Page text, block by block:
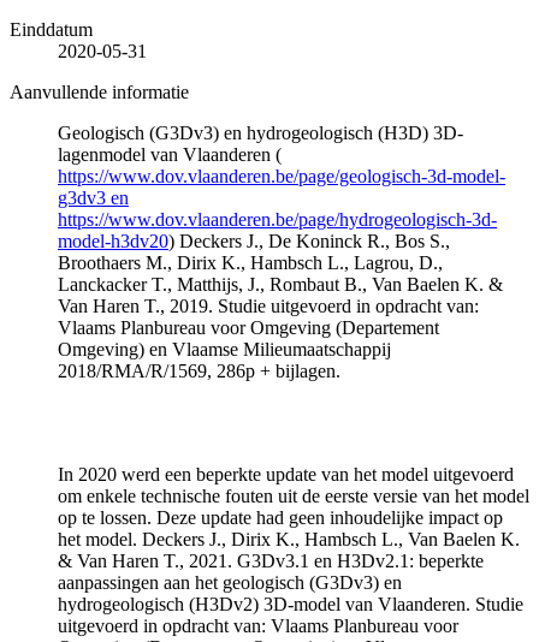
Einddatum
2020-05-31
Aanvullende informatie
Geologisch (G3Dv3) en hydrogeologisch (H3D) 3D-
lagenmodel van Vlaanderen (
https://www.dov.vlaanderen.be/page/geologisch-3d-model-
g3dv3 en
https://www.dov.vlaanderen.be/page/hydrogeologisch-3d-
model-h3dv20) Deckers J., De Koninck R., Bos S.,
Broothaers M., Dirix K., Hambsch L., Lagrou, D.,
Lanckacker T., Matthijs, J., Rombaut B., Van Baelen K. &
Van Haren T., 2019. Studie uitgevoerd in opdracht van:
Vlaams Planbureau voor Omgeving (Departement
Omgeving) en Vlaamse Milieumaatschappij
2018/RMA/R/1569, 286p + bijlagen.
In 2020 werd een beperkte update van het model uitgevoerd
om enkele technische fouten uit de eerste versie van het model
op te lossen. Deze update had geen inhoudelijke impact op
het model. Deckers J., Dirix K., Hambsch L., Van Baelen K.
& Van Haren T., 2021. G3Dv3.1 en H3Dv2.1: beperkte
aanpassingen aan het geologisch (G3Dv3) en
hydrogeologisch (H3Dv2) 3D-model van Vlaanderen. Studie
uitgevoerd in opdracht van: Vlaams Planbureau voor